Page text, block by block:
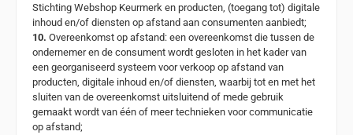
Stichting Webshop Keurmerk en producten, (toegang tot) digitale
inhoud en/of diensten op afstand aan consumenten aanbiedt;
10. Overeenkomst op afstand: een overeenkomst die tussen de
ondernemer en de consument wordt gesloten in het kader van
een georganiseerd systeem voor verkoop op afstand van
producten, digitale inhoud en/of diensten, waarbij tot en met het
sluiten van de overeenkomst uitsluitend of mede gebruik
gemaakt wordt van één of meer technieken voor communicatie
op afstand;